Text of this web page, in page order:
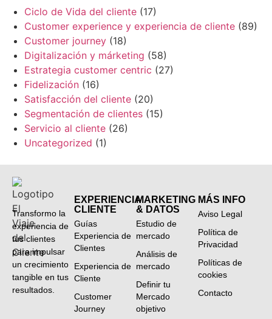
Ciclo de Vida del cliente (17)
Customer experience y experiencia de cliente (89)
Customer journey (18)
Digitalización y márketing (58)
Estrategia customer centric (27)
Fidelización (16)
Satisfacción del cliente (20)
Segmentación de clientes (15)
Servicio al cliente (26)
Uncategorized (1)
Transformo la
experiencia de
tus clientes
para impulsar
un crecimiento
tangible en tus
resultados.
EXPERIENCIA
CLIENTE
Guías
Experiencia de
Clientes
Experiencia de
Cliente
Customer
Journey
MARKETING
& DATOS
Estudio de
mercado
Análisis de
mercado
Definir tu
Mercado
objetivo
MÁS INFO
Aviso Legal
Política de
Privacidad
Políticas de
cookies
Contacto